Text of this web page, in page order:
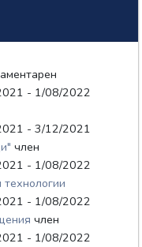
- 1/08/2022
- 3/12/2021
член
- 1/08/2022
- 1/08/2022
член
- 1/08/2022